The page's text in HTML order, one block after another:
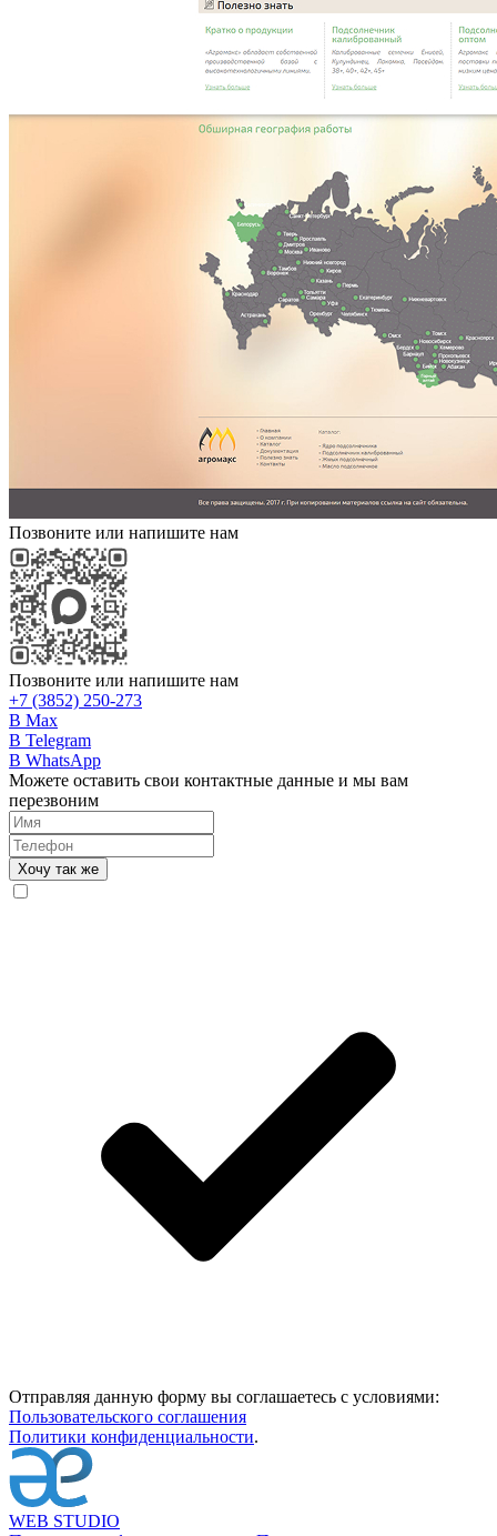
Позвоните или напишите нам
Позвоните или напишите нам
+7 (3852) 250-273
В Max
В Telegram
В WhatsApp
Можете оставить свои контактные данные и мы вам
перезвоним
Хочу так же
Отправляя данную форму вы соглашаетесь с условиями:
Пользовательского соглашения
Политики конфиденциальности.
WEB STUDIO